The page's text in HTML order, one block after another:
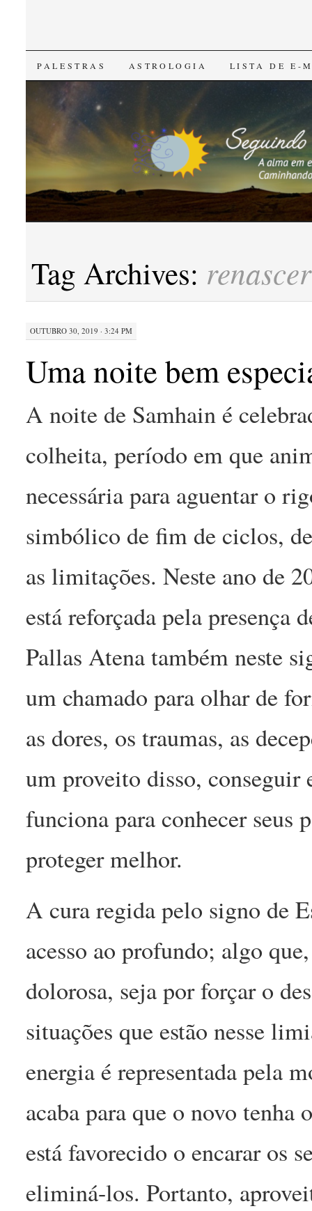
SKIP
CONTENT
PALESTRAS ASTROLOGIA LISTA DE E-
Tag Archives: renascer
OUTUBRO 30, 2019 · 3:24 PM
Uma noite bem
A noite de Samhain é
colheita, período em que
necessária para aguentar o
simbólico de fim de ciclos,
as limitações. Neste ano de
está reforçada pela presença
Pallas Atena também neste
um chamado para olhar de
as dores, os traumas, as
um proveito disso, conseguir
funciona para conhecer seus
proteger melhor.
A cura regida pelo signo de
acesso ao profundo; algo
dolorosa, seja por forçar o
situações que estão nesse
energia é representada pela
acaba para que o novo tenha
está favorecido o encarar os
eliminá-los. Portanto,